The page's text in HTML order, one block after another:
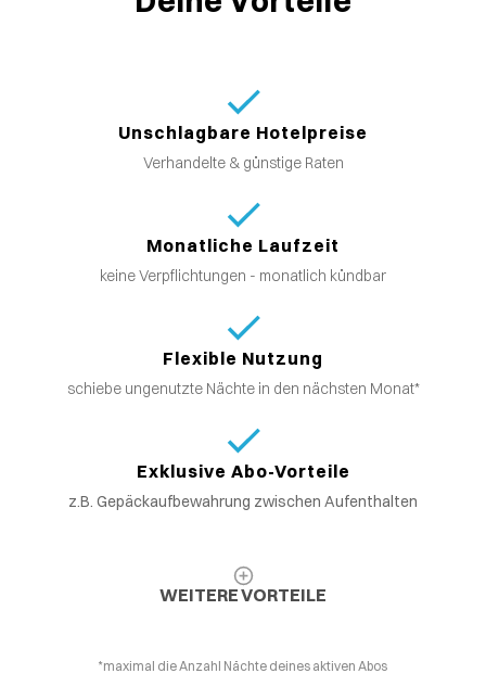
Unschlagbare Hotelpreise
Verhandelte & günstige Raten
Monatliche Laufzeit
keine Verpflichtungen - monatlich kündbar
Flexible Nutzung
schiebe ungenutzte Nächte in den nächsten Monat*
Exklusive Abo-Vorteile
z.B. Gepäckaufbewahrung zwischen Aufenthalten
WEITERE VORTEILE
*maximal die Anzahl Nächte deines aktiven Abos